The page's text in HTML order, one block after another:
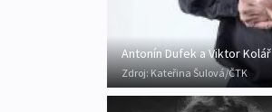
Antonín Dufek a Viktor Kolář
Zdroj:Kateřina Šulová/ČTK